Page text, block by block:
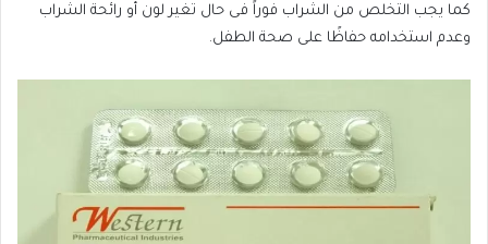
كما يجب التخلص من الشراب فوراً فى حال تغير لون أو رائحة الشراب
وعدم استخدامه حفاظًا على صحة الطفل.